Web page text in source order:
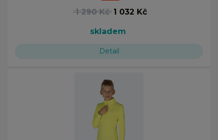
1 290 Kč 1 032 Kč
skladem
Detail